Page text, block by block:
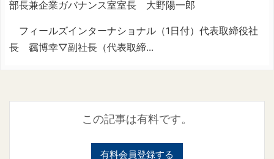
部長兼企業ガバナンス室室長 大野陽一郎
フィールズインターナショナル（1日付）代表取締役社
長 靏博幸▽副社長（代表取締...
この記事は有料です。
有料会員登録する